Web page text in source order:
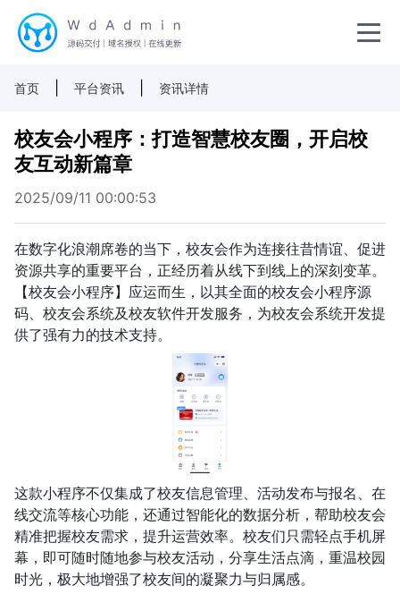
首页 平台资讯 资讯详情
校友会小程序：打造智慧校友圈，开启校
友互动新篇章
2025/09/11 00:00:53
在数字化浪潮席卷的当下，校友会作为连接往昔情谊、促进
资源共享的重要平台，正经历着从线下到线上的深刻变革。
【校友会小程序】应运而生，以其全面的校友会小程序源
码、校友会系统及校友软件开发服务，为校友会系统开发提
供了强有力的技术支持。
这款小程序不仅集成了校友信息管理、活动发布与报名、在
线交流等核心功能，还通过智能化的数据分析，帮助校友会
精准把握校友需求，提升运营效率。校友们只需轻点手机屏
幕，即可随时随地参与校友活动，分享生活点滴，重温校园
时光，极大地增强了校友间的凝聚力与归属感。